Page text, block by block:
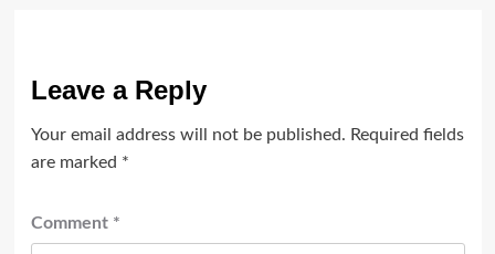
Leave a Reply
Your email address will not be published. Required fields
are marked *
Comment *